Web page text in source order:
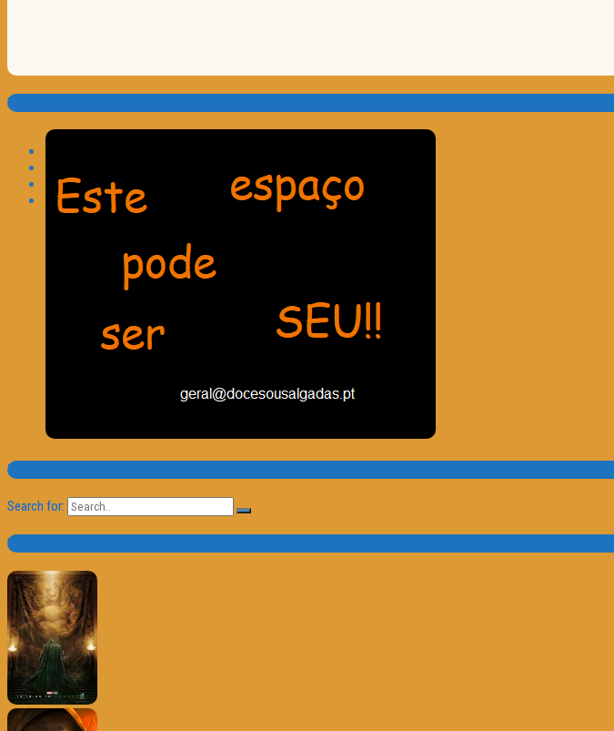
Translate:
Pesquisa
Search for:
Trailer e Poster do Dia